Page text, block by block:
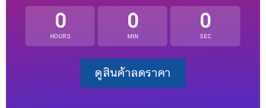
0
HOURS
0
MIN
0
SEC
ดูสินค้าลดราคา